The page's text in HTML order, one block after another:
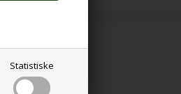
Statistiske